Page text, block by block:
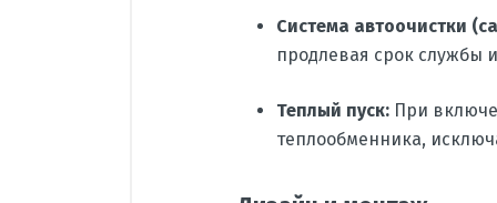
Система автоочистки
продлевая срок службы
Теплый пуск: При
теплообменника,